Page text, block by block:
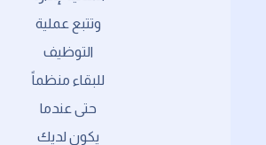
وتتبع عملية
التوظيف
للبقاء منظماً
حتى عندما
يكون لديك